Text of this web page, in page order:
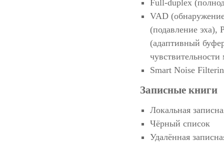
Full-duplex
VAD
(подавление эха),
(адаптивный
Smart Noise
Записные книги
Локальная
Чёрный список
Удалённая